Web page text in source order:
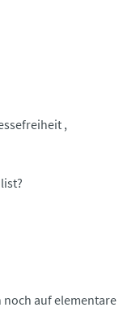
noch auf elementare